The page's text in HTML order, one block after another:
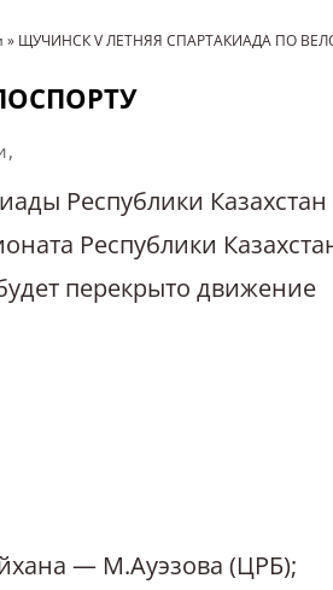
» ЩУЧИНСК V ЛЕТНЯЯ СПАРТАКИАДА ПО
,
Республики Казахстан
Республики
перекрыто движение
— М.Ауэзова (ЦРБ);